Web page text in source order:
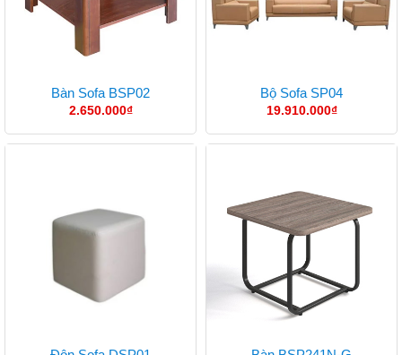
Bàn Sofa BSP02
2.650.000₫
Bộ Sofa SP04
19.910.000₫